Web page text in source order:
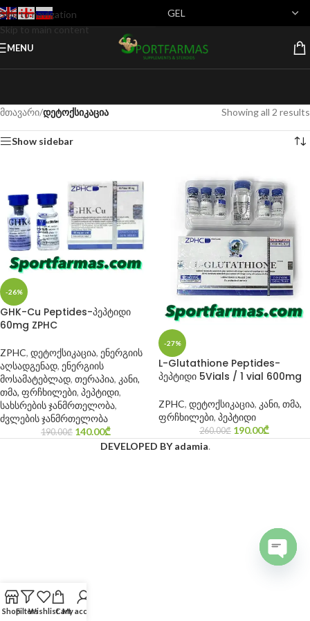
Skip to navigation
Skip to main content
MENU
მთავარი/დეტოქსიკაცია Showing all 2 results
Show sidebar
-26%
GHK-Cu Peptides-პეპტიდი
60mg ZPHC
ZPHC, დეტოქსიკაცია, ენერგიის
აღსადგენად, ენერგიის
მოსამატებლად, თერაპია, კანი,
თმა, ფრჩხილები, პეპტიდი,
სახსრების ჯანმრთელობა,
ძვლების ჯანმრთელობა
190.00₾ 140.00₾
-27%
L-Glutathione Peptides-
პეპტიდი 5Vials / 1 vial 600mg
ZPHC, დეტოქსიკაცია, კანი, თმა,
ფრჩხილები, პეპტიდი
260.00₾ 190.00₾
DEVELOPED BY adamia.
ShopFiltersWishlistCartMy account